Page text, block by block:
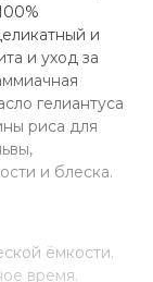
и
и уход за
гелиантуса
риса для
и блеска.
ёмкости.
время.